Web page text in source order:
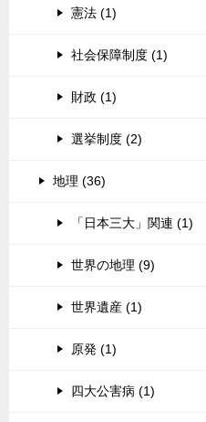
憲法 (1)
社会保障制度 (1)
財政 (1)
選挙制度 (2)
地理 (36)
「日本三大」関連 (1)
世界の地理 (9)
世界遺産 (1)
原発 (1)
四大公害病 (1)